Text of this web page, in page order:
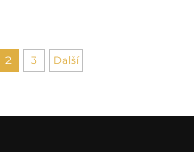
2 3 Další